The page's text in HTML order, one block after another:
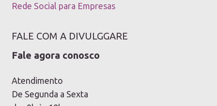
Rede Social para Empresas
FALE COM A DIVULGGARE
Fale agora conosco
Atendimento
De Segunda a Sexta